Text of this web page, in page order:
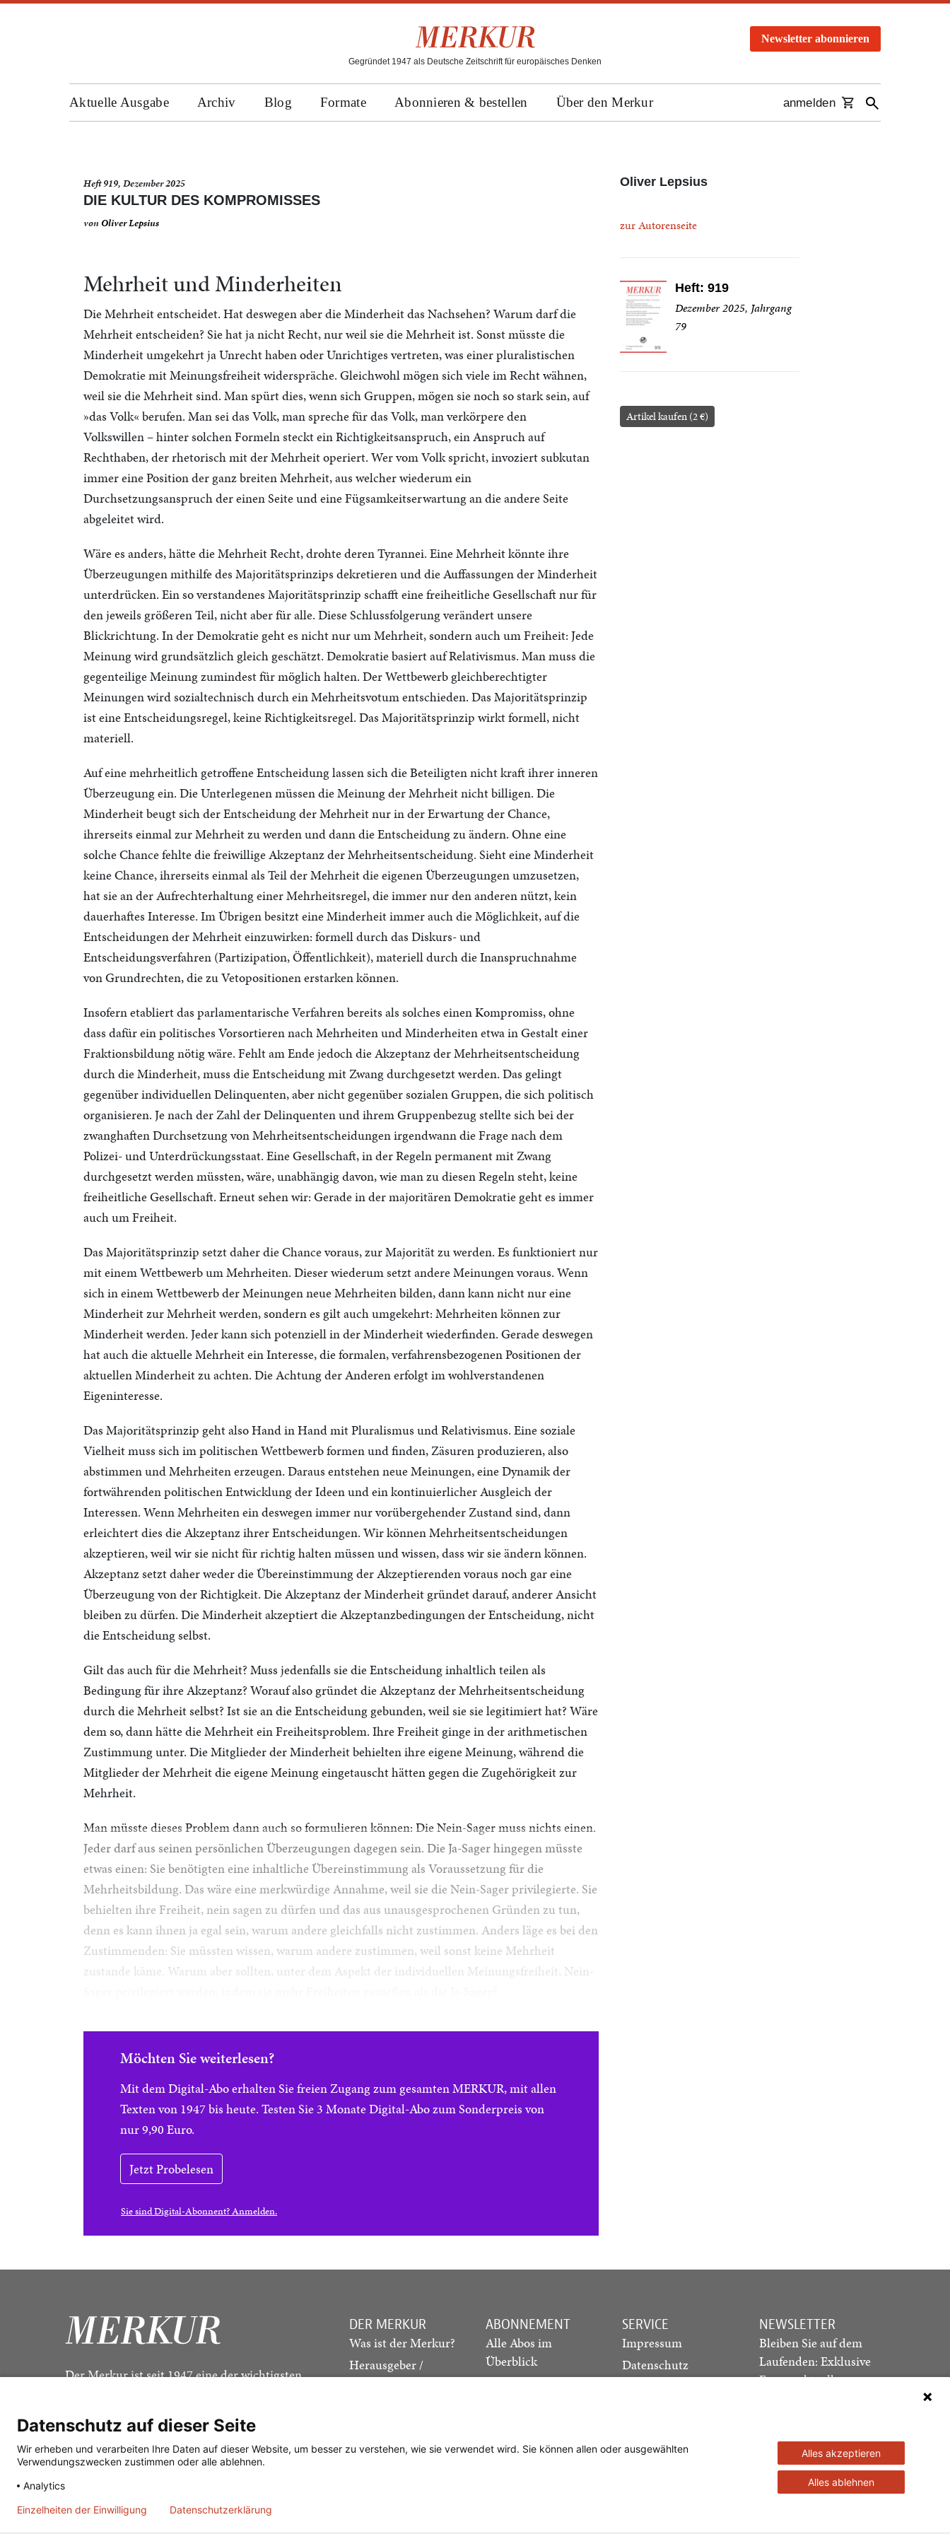
Gegründet 1947 als Deutsche Zeitschrift für europäisches Denken
Newsletter abonnieren
Aktuelle Ausgabe Archiv Blog Formate Abonnieren & bestellen Über den Merkur anmelden
Heft 919, Dezember 2025
DIE KULTUR DES KOMPROMISSES
vonOliver Lepsius
Mehrheit und Minderheiten
Die Mehrheit entscheidet. Hat deswegen aber die Minderheit das Nachsehen? Warum darf die
Mehrheit entscheiden? Sie hat ja nicht Recht, nur weil sie die Mehrheit ist. Sonst müsste die
Minderheit umgekehrt ja Unrecht haben oder Unrichtiges vertreten, was einer pluralistischen
Demokratie mit Meinungsfreiheit widerspräche. Gleichwohl mögen sich viele im Recht wähnen,
weil sie die Mehrheit sind. Man spürt dies, wenn sich Gruppen, mögen sie noch so stark sein, auf
»das Volk« berufen. Man sei das Volk, man spreche für das Volk, man verkörpere den
Volkswillen – hinter solchen Formeln steckt ein Richtigkeitsanspruch, ein Anspruch auf
Rechthaben, der rhetorisch mit der Mehrheit operiert. Wer vom Volk spricht, invoziert subkutan
immer eine Position der ganz breiten Mehrheit, aus welcher wiederum ein
Durchsetzungsanspruch der einen Seite und eine Fügsamkeitserwartung an die andere Seite
abgeleitet wird.
Wäre es anders, hätte die Mehrheit Recht, drohte deren Tyrannei. Eine Mehrheit könnte ihre
Überzeugungen mithilfe des Majoritätsprinzips dekretieren und die Auffassungen der Minderheit
unterdrücken. Ein so verstandenes Majoritätsprinzip schafft eine freiheitliche Gesellschaft nur für
den jeweils größeren Teil, nicht aber für alle. Diese Schlussfolgerung verändert unsere
Blickrichtung. In der Demokratie geht es nicht nur um Mehrheit, sondern auch um Freiheit: Jede
Meinung wird grundsätzlich gleich geschätzt. Demokratie basiert auf Relativismus. Man muss die
gegenteilige Meinung zumindest für möglich halten. Der Wettbewerb gleichberechtigter
Meinungen wird sozialtechnisch durch ein Mehrheitsvotum entschieden. Das Majoritätsprinzip
ist eine Entscheidungsregel, keine Richtigkeitsregel. Das Majoritätsprinzip wirkt formell, nicht
materiell.
Auf eine mehrheitlich getroffene Entscheidung lassen sich die Beteiligten nicht kraft ihrer inneren
Überzeugung ein. Die Unterlegenen müssen die Meinung der Mehrheit nicht billigen. Die
Minderheit beugt sich der Entscheidung der Mehrheit nur in der Erwartung der Chance,
ihrerseits einmal zur Mehrheit zu werden und dann die Entscheidung zu ändern. Ohne eine
solche Chance fehlte die freiwillige Akzeptanz der Mehrheitsentscheidung. Sieht eine Minderheit
keine Chance, ihrerseits einmal als Teil der Mehrheit die eigenen Überzeugungen umzusetzen,
hat sie an der Aufrechterhaltung einer Mehrheitsregel, die immer nur den anderen nützt, kein
dauerhaftes Interesse. Im Übrigen besitzt eine Minderheit immer auch die Möglichkeit, auf die
Entscheidungen der Mehrheit einzuwirken: formell durch das Diskurs- und
Entscheidungsverfahren (Partizipation, Öffentlichkeit), materiell durch die Inanspruchnahme
von Grundrechten, die zu Vetopositionen erstarken können.
Insofern etabliert das parlamentarische Verfahren bereits als solches einen Kompromiss, ohne
dass dafür ein politisches Vorsortieren nach Mehrheiten und Minderheiten etwa in Gestalt einer
Fraktionsbildung nötig wäre. Fehlt am Ende jedoch die Akzeptanz der Mehrheitsentscheidung
durch die Minderheit, muss die Entscheidung mit Zwang durchgesetzt werden. Das gelingt
gegenüber individuellen Delinquenten, aber nicht gegenüber sozialen Gruppen, die sich politisch
organisieren. Je nach der Zahl der Delinquenten und ihrem Gruppenbezug stellte sich bei der
zwanghaften Durchsetzung von Mehrheitsentscheidungen irgendwann die Frage nach dem
Polizei- und Unterdrückungsstaat. Eine Gesellschaft, in der Regeln permanent mit Zwang
durchgesetzt werden müssten, wäre, unabhängig davon, wie man zu diesen Regeln steht, keine
freiheitliche Gesellschaft. Erneut sehen wir: Gerade in der majoritären Demokratie geht es immer
auch um Freiheit.
Das Majoritätsprinzip setzt daher die Chance voraus, zur Majorität zu werden. Es funktioniert nur
mit einem Wettbewerb um Mehrheiten. Dieser wiederum setzt andere Meinungen voraus. Wenn
sich in einem Wettbewerb der Meinungen neue Mehrheiten bilden, dann kann nicht nur eine
Minderheit zur Mehrheit werden, sondern es gilt auch umgekehrt: Mehrheiten können zur
Minderheit werden. Jeder kann sich potenziell in der Minderheit wiederfinden. Gerade deswegen
hat auch die aktuelle Mehrheit ein Interesse, die formalen, verfahrensbezogenen Positionen der
aktuellen Minderheit zu achten. Die Achtung der Anderen erfolgt im wohlverstandenen
Eigeninteresse.
Das Majoritätsprinzip geht also Hand in Hand mit Pluralismus und Relativismus. Eine soziale
Vielheit muss sich im politischen Wettbewerb formen und finden, Zäsuren produzieren, also
abstimmen und Mehrheiten erzeugen. Daraus entstehen neue Meinungen, eine Dynamik der
fortwährenden politischen Entwicklung der Ideen und ein kontinuierlicher Ausgleich der
Interessen. Wenn Mehrheiten ein deswegen immer nur vorübergehender Zustand sind, dann
erleichtert dies die Akzeptanz ihrer Entscheidungen. Wir können Mehrheitsentscheidungen
akzeptieren, weil wir sie nicht für richtig halten müssen und wissen, dass wir sie ändern können.
Akzeptanz setzt daher weder die Übereinstimmung der Akzeptierenden voraus noch gar eine
Überzeugung von der Richtigkeit. Die Akzeptanz der Minderheit gründet darauf, anderer Ansicht
bleiben zu dürfen. Die Minderheit akzeptiert die Akzeptanzbedingungen der Entscheidung, nicht
die Entscheidung selbst.
Gilt das auch für die Mehrheit? Muss jedenfalls sie die Entscheidung inhaltlich teilen als
Bedingung für ihre Akzeptanz? Worauf also gründet die Akzeptanz der Mehrheitsentscheidung
durch die Mehrheit selbst? Ist sie an die Entscheidung gebunden, weil sie sie legitimiert hat? Wäre
dem so, dann hätte die Mehrheit ein Freiheitsproblem. Ihre Freiheit ginge in der arithmetischen
Zustimmung unter. Die Mitglieder der Minderheit behielten ihre eigene Meinung, während die
Mitglieder der Mehrheit die eigene Meinung eingetauscht hätten gegen die Zugehörigkeit zur
Mehrheit.
Man müsste dieses Problem dann auch so formulieren können: Die Nein-Sager muss nichts einen.
Jeder darf aus seinen persönlichen Überzeugungen dagegen sein. Die Ja-Sager hingegen müsste
etwas einen: Sie benötigten eine inhaltliche Übereinstimmung als Voraussetzung für die
Mehrheitsbildung. Das wäre eine merkwürdige Annahme, weil sie die Nein-Sager privilegierte. Sie
behielten ihre Freiheit, nein sagen zu dürfen und das aus unausgesprochenen Gründen zu tun,
denn es kann ihnen ja egal sein, warum andere gleichfalls nicht zustimmen. Anders läge es bei den
Zustimmenden: Sie müssten wissen, warum andere zustimmen, weil sonst keine Mehrheit
zustande käme. Warum aber sollten, unter dem Aspekt der individuellen Meinungsfreiheit, Nein-
Möchten Sie weiterlesen?
Mit dem Digital-Abo erhalten Sie freien Zugang zum gesamten MERKUR, mit allen
Texten von 1947 bis heute. Testen Sie 3 Monate Digital-Abo zum Sonderpreis von
nur 9,90 Euro.
Jetzt Probelesen
Sie sind Digital-Abonnent? Anmelden.
Oliver Lepsius
zur Autorenseite
Heft: 919
Dezember 2025, Jahrgang
79
Artikel kaufen (2 €)
Der Merkur ist seit 1947 eine der wichtigsten
DER MERKUR
Was ist der Merkur?
Herausgeber /
Redaktion
ABONNEMENT
Alle Abos im
Überblick
Print-Abo
Studierenden-Abo
SERVICE
Impressum
Datenschutz
NEWSLETTER
Bleiben Sie auf dem
Laufenden: Exklusive
Essays, aktuelle
Newsletter abonnieren
Datenschutz auf dieser Seite
Wir erheben und verarbeiten Ihre Daten auf dieser Website, um besser zu verstehen, wie sie verwendet wird. Sie können allen oder ausgewählten
Verwendungszwecken zustimmen oder alle ablehnen.
Analytics
Alles akzeptieren
Alles ablehnen
Einzelheiten der Einwilligung Datenschutzerklärung